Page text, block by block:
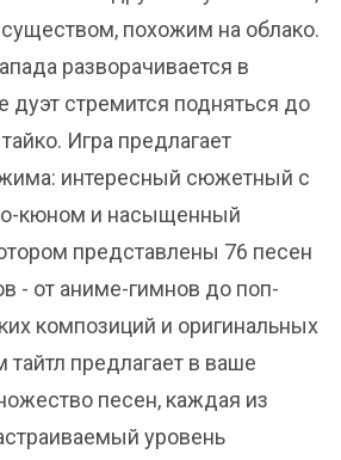
похожим на облако.
разворачивается в
дуэт стремится подняться до
Игра предлагает
интересный сюжетный с
кюном и насыщенный
представлены 76 песен
- от аниме-гимнов до поп-
композиций и оригинальных
тайтл предлагает в ваше
песен, каждая из
уровень